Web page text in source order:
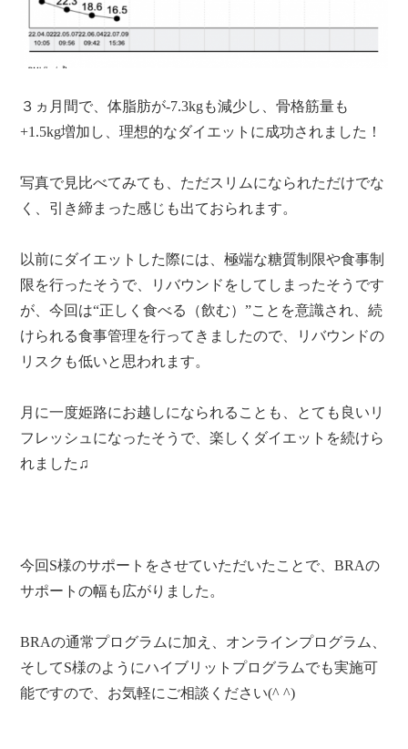
３ヵ月間で、体脂肪が-7.3kgも減少し、骨格筋量も
+1.5kg増加し、理想的なダイエットに成功されました！
写真で見比べてみても、ただスリムになられただけでな
く、引き締まった感じも出ておられます。
以前にダイエットした際には、極端な糖質制限や食事制
限を行ったそうで、リバウンドをしてしまったそうです
が、今回は“正しく食べる（飲む）”ことを意識され、続
けられる食事管理を行ってきましたので、リバウンドの
リスクも低いと思われます。
月に一度姫路にお越しになられることも、とても良いリ
フレッシュになったそうで、楽しくダイエットを続けら
れました♫
今回S様のサポートをさせていただいたことで、BRAの
サポートの幅も広がりました。
BRAの通常プログラムに加え、オンラインプログラム、
そしてS様のようにハイブリットプログラムでも実施可
能ですので、お気軽にご相談ください(^ ^)